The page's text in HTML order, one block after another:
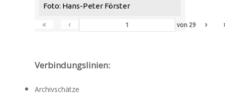
Foto: Hans-Peter Förster
« ‹ von 29 ›
Verbindungslinien:
Archivschätze